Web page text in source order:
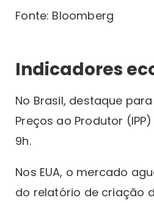
Fonte: Bloomberg
Indicadores
No Brasil, destaque
Preços ao Produtor
9h.
Nos EUA, o mercado
do relatório de criação